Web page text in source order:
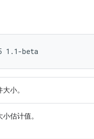
1.1-beta
小。
估计值。